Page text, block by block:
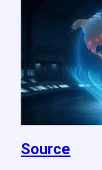
Source